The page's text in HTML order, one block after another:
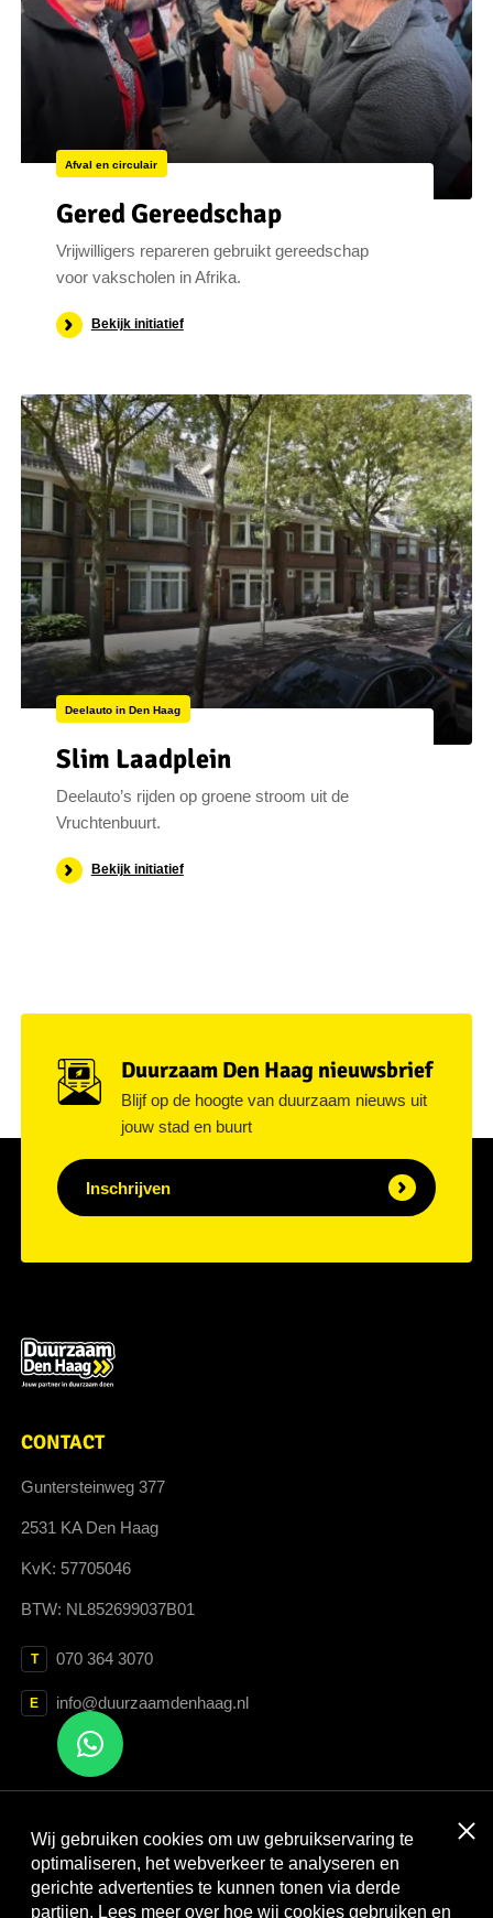
Afval en circulair
Gered Gereedschap
Vrijwilligers repareren gebruikt gereedschap
voor vakscholen in Afrika.
Bekijk initiatief
Deelauto in Den Haag
Slim Laadplein
Deelauto’s rijden op groene stroom uit de
Vruchtenbuurt.
Bekijk initiatief
Duurzaam Den Haag nieuwsbrief
Blijf op de hoogte van duurzaam nieuws uit
jouw stad en buurt
Inschrijven
CONTACT
Guntersteinweg 377
2531 KA Den Haag
KvK: 57705046
BTW: NL852699037B01
T 070 364 3070
E info@duurzaamdenhaag.nl
Met dank aan:
Wij gebruiken cookies om uw gebruikservaring te
optimaliseren, het webverkeer te analyseren en
gerichte advertenties te kunnen tonen via derde
partijen. Lees meer over hoe wij cookies gebruiken en